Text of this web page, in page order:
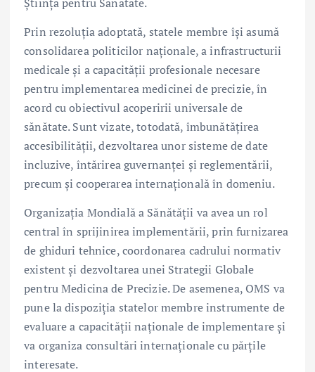
Prin rezoluția adoptată, statele membre își asumă
consolidarea politicilor naționale, a infrastructurii
medicale și a capacității profesionale necesare
pentru implementarea medicinei de precizie, în
acord cu obiectivul acoperirii universale de
sănătate. Sunt vizate, totodată, îmbunătățirea
accesibilității, dezvoltarea unor sisteme de date
incluzive, întărirea guvernanței și reglementării,
precum și cooperarea internațională în domeniu.
Organizația Mondială a Sănătății va avea un rol
central în sprijinirea implementării, prin furnizarea
de ghiduri tehnice, coordonarea cadrului normativ
existent și dezvoltarea unei Strategii Globale
pentru Medicina de Precizie. De asemenea, OMS va
pune la dispoziția statelor membre instrumente de
evaluare a capacității naționale de implementare și
va organiza consultări internaționale cu părțile
interesate.